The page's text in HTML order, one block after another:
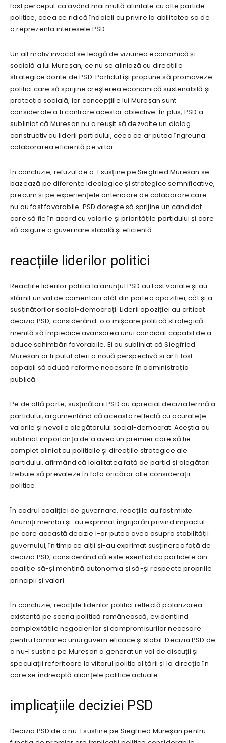
fost perceput ca având mai multă afinitate cu alte partide
politice, ceea ce ridică îndoieli cu privire la abilitatea sa de
a reprezenta interesele PSD.
Un alt motiv invocat se leagă de viziunea economică și
socială a lui Mureșan, ce nu se aliniază cu direcțiile
strategice dorite de PSD. Partidul își propune să promoveze
politici care să sprijine creșterea economică sustenabilă și
protecția socială, iar concepțiile lui Mureșan sunt
considerate a fi contrare acestor obiective. În plus, PSD a
subliniat că Mureșan nu a reușit să dezvolte un dialog
constructiv cu liderii partidului, ceea ce ar putea îngreuna
colaborarea eficientă pe viitor.
În concluzie, refuzul de a-l susține pe Siegfried Mureșan se
bazează pe diferențe ideologice și strategice semnificative,
precum și pe experiențele anterioare de colaborare care
nu au fost favorabile. PSD dorește să sprijine un candidat
care să fie în acord cu valorile și prioritățile partidului și care
să asigure o guvernare stabilă și eficientă.
reacțiile liderilor politici
Reacțiile liderilor politici la anunțul PSD au fost variate și au
stârnit un val de comentarii atât din partea opoziției, cât și a
susținătorilor social-democrați. Liderii opoziției au criticat
decizia PSD, considerând-o o mișcare politică strategică
menită să împiedice avansarea unui candidat capabil de a
aduce schimbări favorabile. Ei au subliniat că Siegfried
Mureșan ar fi putut oferi o nouă perspectivă și ar fi fost
capabil să aducă reforme necesare în administrația
publică.
Pe de altă parte, susținătorii PSD au apreciat decizia fermă a
partidului, argumentând că aceasta reflectă cu acuratețe
valorile și nevoile alegătorului social-democrat. Aceștia au
subliniat importanța de a avea un premier care să fie
complet aliniat cu politicile și direcțiile strategice ale
partidului, afirmând că loialitatea față de partid și alegători
trebuie să prevaleze în fața oricăror alte considerații
politice.
În cadrul coaliției de guvernare, reacțiile au fost mixte.
Anumiți membri și-au exprimat îngrijorări privind impactul
pe care această decizie l-ar putea avea asupra stabilității
guvernului, în timp ce alții și-au exprimat susținerea față de
decizia PSD, considerând că este esențial ca partidele din
coaliție să-și mențină autonomia și să-și respecte propriile
principii și valori.
În concluzie, reacțiile liderilor politici reflectă polarizarea
existentă pe scena politică românească, evidențiind
complexitățile negocierilor și compromisurilor necesare
pentru formarea unui guvern eficace și stabil. Decizia PSD de
a nu-l susține pe Mureșan a generat un val de discuții și
speculații referitoare la viitorul politic al țării și la direcția în
care se îndreaptă alianțele politice actuale.
implicațiile deciziei PSD
Decizia PSD de a nu-l susține pe Siegfried Mureșan pentru